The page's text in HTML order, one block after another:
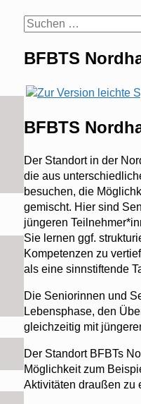
Suchen
BFBTS
BFBTS
Der Standort in der
die aus
besuchen, die
gemischt. Hier sind
jüngeren
Sie lernen ggf.
Kompetenzen zu
als eine sinnstiftende
Die Seniorinnen und
Lebensphase, den
gleichzeitig mit
Der Standort BFBTs
Möglichkeit zum
Aktivitäten draußen zu